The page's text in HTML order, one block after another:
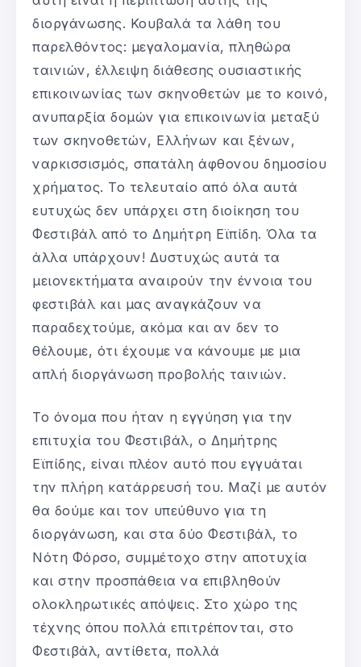
διοργάνωσης. Κουβαλά τα λάθη του
παρελθόντος: μεγαλομανία, πληθώρα
ταινιών, έλλειψη διάθεσης ουσιαστικής
επικοινωνίας των σκηνοθετών με το κοινό,
ανυπαρξία δομών για επικοινωνία μεταξύ
των σκηνοθετών, Ελλήνων και ξένων,
ναρκισσισμός, σπατάλη άφθονου δημοσίου
χρήματος. Το τελευταίο από όλα αυτά
ευτυχώς δεν υπάρχει στη διοίκηση του
Φεστιβάλ από το Δημήτρη Εϊπίδη. Όλα τα
άλλα υπάρχουν! Δυστυχώς αυτά τα
μειονεκτήματα αναιρούν την έννοια του
φεστιβάλ και μας αναγκάζουν να
παραδεχτούμε, ακόμα και αν δεν το
θέλουμε, ότι έχουμε να κάνουμε με μια
απλή διοργάνωση προβολής ταινιών.
Το όνομα που ήταν η εγγύηση για την
επιτυχία του Φεστιβάλ, ο Δημήτρης
Εϊπίδης, είναι πλέον αυτό που εγγυάται
την πλήρη κατάρρευσή του. Μαζί με αυτόν
θα δούμε και τον υπεύθυνο για τη
διοργάνωση, και στα δύο Φεστιβάλ, το
Νότη Φόρσο, συμμέτοχο στην αποτυχία
και στην προσπάθεια να επιβληθούν
ολοκληρωτικές απόψεις. Στο χώρο της
τέχνης όπου πολλά επιτρέπονται, στο
Φεστιβάλ, αντίθετα, πολλά